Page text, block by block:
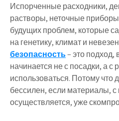
Испорченные расходники,
растворы, неточные
будущих проблем, которые
на генетику, климат и
безопасность– это подход,
начинается не с посадки, а с
использоваться. Потому что
бессилен, если материалы,
осуществляется, уже